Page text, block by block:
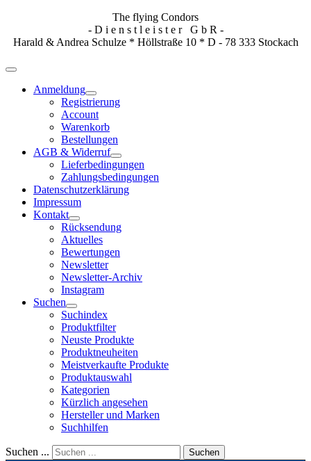
The flying Condors
- D i e n s t l e i s t e r G b R -
Harald & Andrea Schulze * Höllstraße 10 * D - 78 333 Stockach
Anmeldung
Registrierung
Account
Warenkorb
Bestellungen
AGB & Widerruf
Lieferbedingungen
Zahlungsbedingungen
Datenschutzerklärung
Impressum
Kontakt
Rücksendung
Aktuelles
Bewertungen
Newsletter
Newsletter-Archiv
Instagram
Suchen
Suchindex
Produktfilter
Neuste Produkte
Produktneuheiten
Meistverkaufte Produkte
Produktauswahl
Kategorien
Kürzlich angesehen
Hersteller und Marken
Suchhilfen
Suchen ... Suchen